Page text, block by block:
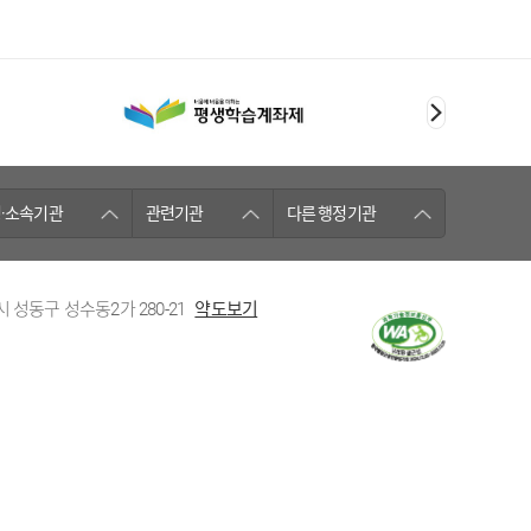
소속기관 관련기관 다른 행정기관
성동구 성수동2가 280-21 약도보기